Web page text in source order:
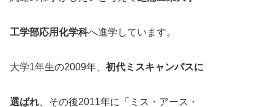
工学部応用化学科へ進学しています。
大学1年生の2009年、 初代ミスキャンパスに
選ばれ 、その後2011年に「ミス・アース・